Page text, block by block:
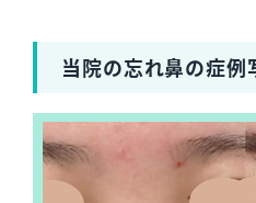
当院の忘れ鼻の症例